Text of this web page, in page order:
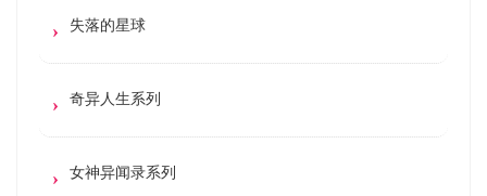
失落的星球
奇异人生系列
女神异闻录系列